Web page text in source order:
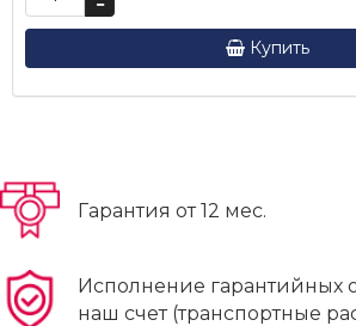
Купить
Гарантия от 12 мес.
Исполнение гарантийных
наш счет (транспортные